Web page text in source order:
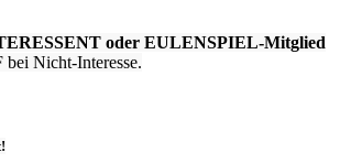
oder EULENSPIEL-Mitglied
Nicht-Interesse.